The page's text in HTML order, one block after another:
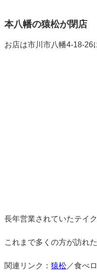
本八幡の猿松が閉店
お店は市川市八幡4-18-26
長年営業されていたテイ
これまで多くの方が訪れ
関連リンク： 猿松／食べ